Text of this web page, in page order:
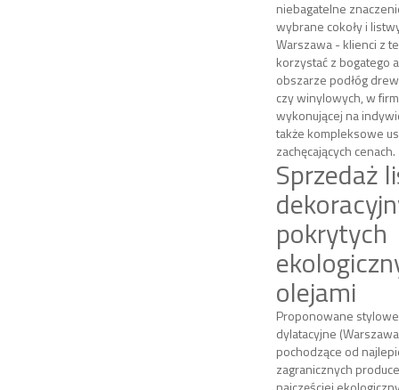
niebagatelne
wybrane cokoły i
Warszawa - klienci z
korzystać z bogatego
obszarze podłóg
czy winylowych, w
wykonującej na
także kompleksowe
zachęcających cenach.
Sprzedaż
pokrytych
olejami
Proponowane
dylatacyjne
pochodzące od
zagranicznych